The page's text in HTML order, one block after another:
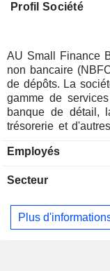
Profil Société
AU Small Finance
non bancaire
de dépôts. La
gamme de
banque de détail,
trésorerie et
d'autres activités
d'investissement,
banque numérique
Le segment de la
Employés
Secteur
Plus